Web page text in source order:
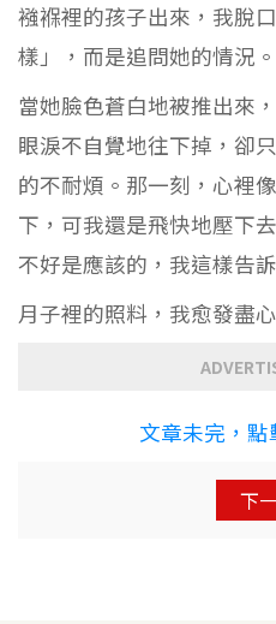
襁褓裡的孩子出來，我脫
樣」，而是追問她的情況。
當她臉色蒼白地被推出來
眼淚不自覺地往下掉，卻
的不耐煩。那一刻，心裡
下，可我還是飛快地壓下
不好是應該的，我這樣告
月子裡的照料，我愈發盡心
文章未完，
下